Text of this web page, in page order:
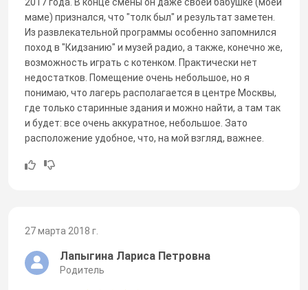
маме) признался, что "толк был" и результат заметен.
Из развлекательной программы особенно запомнился
поход в "Кидзанию" и музей радио, а также, конечно же,
возможность играть с котенком. Практически нет
недостатков. Помещение очень небольшое, но я
понимаю, что лагерь располагается в центре Москвы,
где только старинные здания и можно найти, а там так
и будет: все очень аккуратное, небольшое. Зато
расположение удобное, что, на мой взгляд, важнее.
27 марта 2018 г.
Лапыгина Лариса Петровна
Родитель